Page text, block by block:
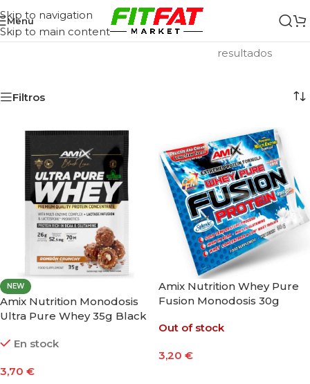
Skip to navigation
Skip to main content
Menu
Inicio/Monodosis
resultados
Filtros
NEW
Amix Nutrition Monodosis
Ultra Pure Whey 35g Black
En stock
3,70 €
Amix Nutrition Whey Pure
Fusion Monodosis 30g
Out of stock
3,20 €